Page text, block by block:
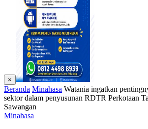
×
Beranda Minahasa Watania ingatkan
sektor dalam penyusunan RDTR Perkotaan
Sawangan
Minahasa